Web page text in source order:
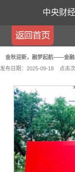
中央财
金秋迎新，融梦起航——金融
发布日期：2025-09-18
点击次